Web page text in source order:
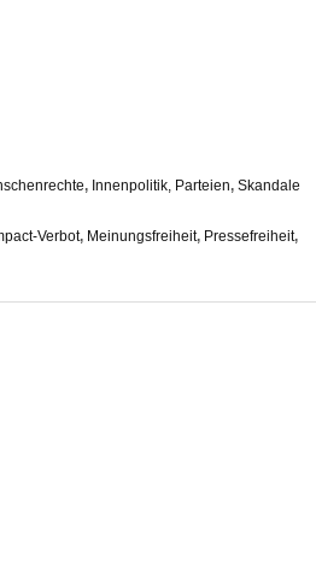
, Innenpolitik, Parteien, Skandale
Verbot, Meinungsfreiheit, Pressefreiheit,